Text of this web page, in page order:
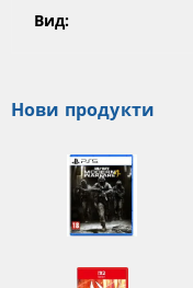
Вид:
Нови продукти